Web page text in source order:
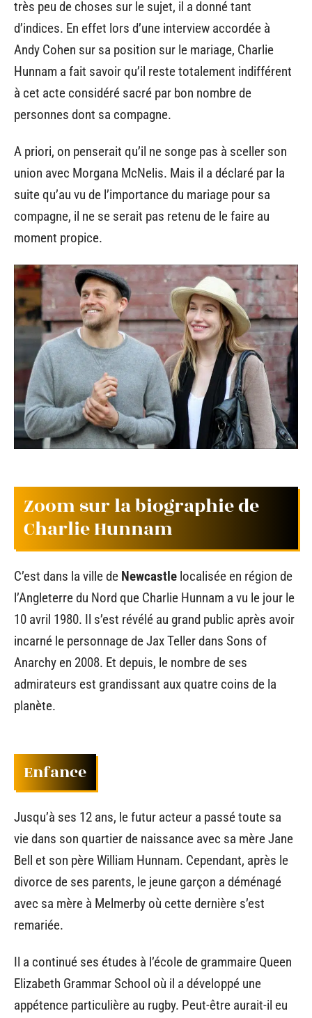
très peu de choses sur le sujet, il a donné tant
d’indices. En effet lors d’une interview accordée à
Andy Cohen sur sa position sur le mariage, Charlie
Hunnam a fait savoir qu’il reste totalement indifférent
à cet acte considéré sacré par bon nombre de
personnes dont sa compagne.
A priori, on penserait qu’il ne songe pas à sceller son
union avec Morgana McNelis. Mais il a déclaré par la
suite qu’au vu de l’importance du mariage pour sa
compagne, il ne se serait pas retenu de le faire au
moment propice.
Zoom sur la biographie de
Charlie Hunnam
C’est dans la ville de Newcastle localisée en région de
l’Angleterre du Nord que Charlie Hunnam a vu le jour le
10 avril 1980. Il s’est révélé au grand public après avoir
incarné le personnage de Jax Teller dans Sons of
Anarchy en 2008. Et depuis, le nombre de ses
admirateurs est grandissant aux quatre coins de la
planète.
Enfance
Jusqu’à ses 12 ans, le futur acteur a passé toute sa
vie dans son quartier de naissance avec sa mère Jane
Bell et son père William Hunnam. Cependant, après le
divorce de ses parents, le jeune garçon a déménagé
avec sa mère à Melmerby où cette dernière s’est
remariée.
Il a continué ses études à l’école de grammaire Queen
Elizabeth Grammar School où il a développé une
appétence particulière au rugby. Peut-être aurait-il eu